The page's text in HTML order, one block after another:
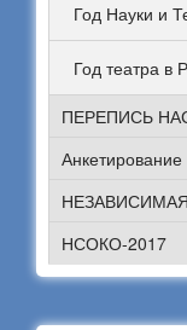
Год Науки и
Год театра в
ПЕРЕПИСЬ
Анкетирование
НСОКО-2017